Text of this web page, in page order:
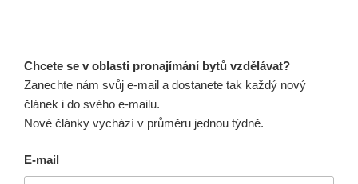
Chcete se v oblasti pronajímání bytů vzdělávat?
Zanechte nám svůj e-mail a dostanete tak každý nový
článek i do svého e-mailu.
Nové články vychází v průměru jednou týdně.
E-mail